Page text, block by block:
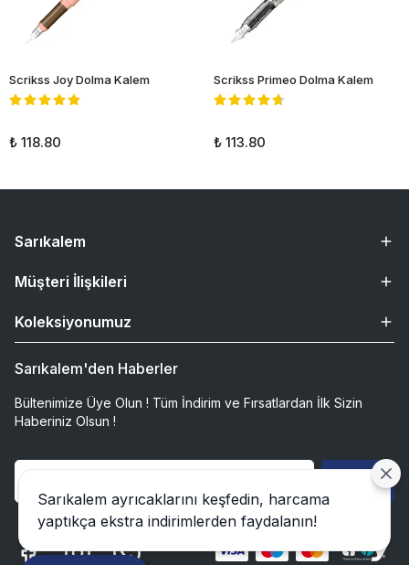
Scrikss Joy Dolma Kalem
₺ 118.80
Scrikss Primeo Dolma Kalem
₺ 113.80
Sarıkalem
Müşteri İlişkileri
Koleksiyonumuz
Sarıkalem'den Haberler
Bültenimize Üye Olun ! Tüm İndirim ve Fırsatlardan İlk Sizin
Haberiniz Olsun !
Gönder
Sarıkalem ayrıcaklarını keşfedin, harcama
yaptıkça ekstra indirimlerden faydalanın!